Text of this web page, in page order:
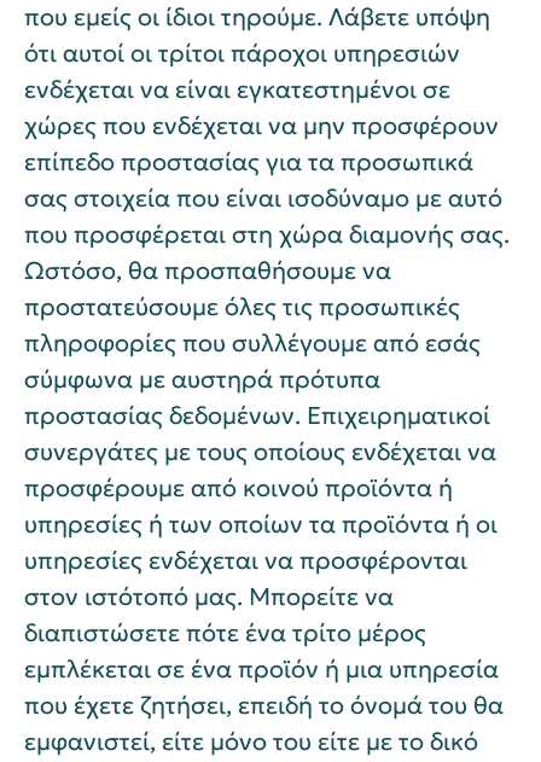
που εμείς οι ίδιοι τηρούμε. Λάβετε υπόψη
ότι αυτοί οι τρίτοι πάροχοι υπηρεσιών
ενδέχεται να είναι εγκατεστημένοι σε
χώρες που ενδέχεται να μην προσφέρουν
επίπεδο προστασίας για τα προσωπικά
σας στοιχεία που είναι ισοδύναμο με αυτό
που προσφέρεται στη χώρα διαμονής σας.
Ωστόσο, θα προσπαθήσουμε να
προστατεύσουμε όλες τις προσωπικές
πληροφορίες που συλλέγουμε από εσάς
σύμφωνα με αυστηρά πρότυπα
προστασίας δεδομένων. Επιχειρηματικοί
συνεργάτες με τους οποίους ενδέχεται να
προσφέρουμε από κοινού προϊόντα ή
υπηρεσίες ή των οποίων τα προϊόντα ή οι
υπηρεσίες ενδέχεται να προσφέρονται
στον ιστότοπό μας. Μπορείτε να
διαπιστώσετε πότε ένα τρίτο μέρος
εμπλέκεται σε ένα προϊόν ή μια υπηρεσία
που έχετε ζητήσει, επειδή το όνομά του θα
εμφανιστεί, είτε μόνο του είτε με το δικό